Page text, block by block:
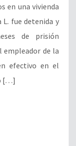
en una vivienda
L. fue detenida y
de prisión
empleador de la
efectivo en el
[…]